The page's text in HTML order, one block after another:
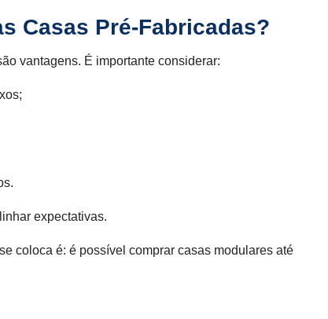
Casas Pré-Fabricadas?
vantagens. É importante considerar:
expectativas.
coloca é: é possível comprar casas modulares até